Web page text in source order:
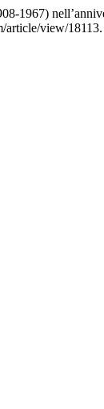
1967)
view/